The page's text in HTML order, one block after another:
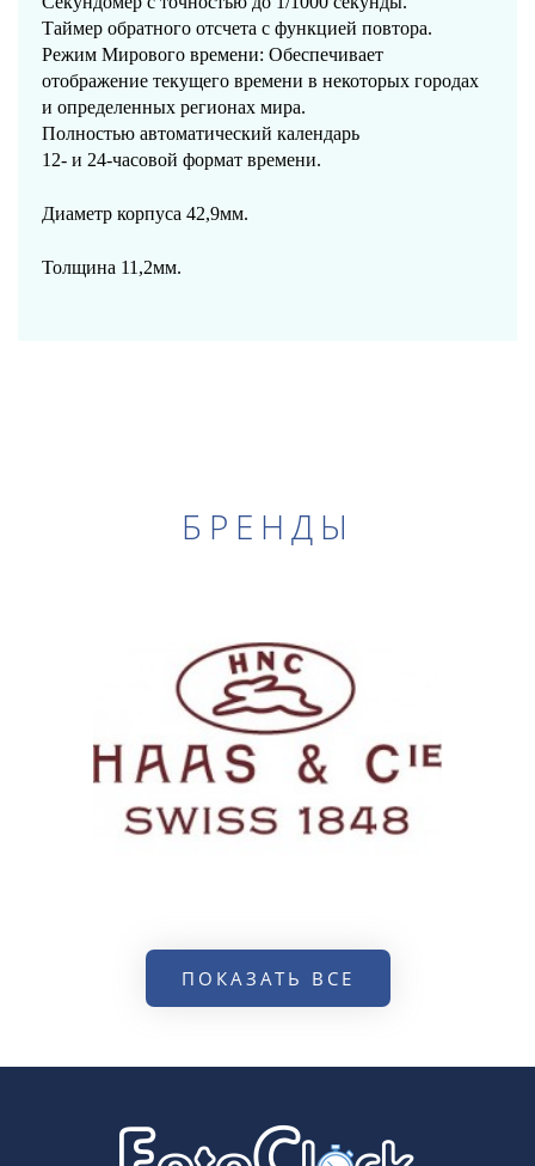
Таймер обратного отсчета с функцией повтора.
Режим Мирового времени: Обеспечивает
отображение текущего времени в некоторых городах
и определенных регионах мира.
Полностью автоматический календарь
12- и 24-часовой формат времени.
Диаметр корпуса 42,9мм.
Толщина 11,2мм.
БРЕНДЫ
ПОКАЗАТЬ ВСЕ